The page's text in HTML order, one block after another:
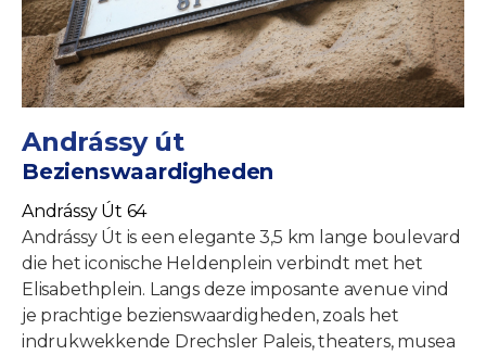
Andrássy út
Bezienswaardigheden
Andrássy Út 64
Andrássy Út is een elegante 3,5 km lange boulevard
die het iconische Heldenplein verbindt met het
Elisabethplein. Langs deze imposante avenue vind
je prachtige bezienswaardigheden, zoals het
indrukwekkende Drechsler Paleis, theaters, musea